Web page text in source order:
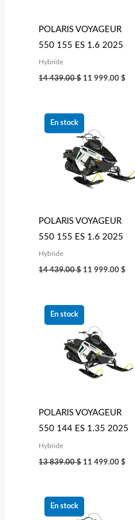
POLARIS VOYAGEUR
550 155 ES 1.6 2025
Hybride
14 439.00$ 11 999.00$
En stock
POLARIS VOYAGEUR
550 155 ES 1.6 2025
Hybride
14 439.00$
initial
était :
14 439.00 $.
11 999.00$
En stock
POLARIS VOYAGEUR
550 144 ES 1.35 2025
Hybride
13 839.00$
Le
initial
était :
13 839.00 $.
11 499.00$
En stock
Le
initial